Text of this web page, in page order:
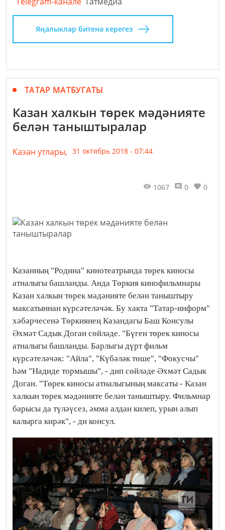
Яңалыклар битенә керегез
ТАТАР МАТБУГАТЫ
Казан халкын төрек мәдәнияте
белән таныштыралар
Казан утлары, 31 октябрь 2018 - 07:44
1067 0 0
Казанның "Родина" кинотеатрында төрек киносы
атналыгы башланды. Анда Төркия кинофильмнары
Казан халкын төрек мəдəнияте белəн таныштыру
максатыннан күрсəтелəчəк. Бу хакта "Татар-информ"
хəбəрчесенə Төркиянең Казандагы Баш Консулы
Әхмәт Садык Доган сөйлəде. "Бүген төрек киносы
атналыгы башланды. Барлыгы дүрт фильм
күрсəтелəчəк: "Айла", "Күбəлəк төше", "Фокусчы"
һəм "Надиде тормышы", - дип сөйлəде Әхмәт Садык
Доган. "Төрек киносы атналыгының максаты - Казан
халкын төрек мəдəнияте белəн таныштыру. Фильмнар
барысы да түлəүсез, əмма алдан килеп, урын алып
калырга кирəк", - ди консул.